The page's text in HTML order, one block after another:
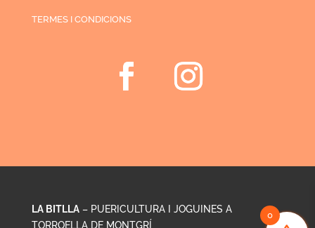
TERMES I CONDICIONS
LA BITLLA– PUERICULTURA I JOGUINES A
TORROELLA DE MONTGRÍ
0